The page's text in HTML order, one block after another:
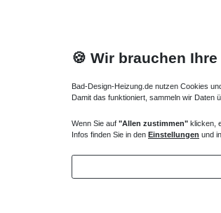
Duschsäule mit Mischbatterie
405,30 € *
🍪 Wir brauchen
Bad-Design-Heizung.de nutzen Cookies
Damit das funktioniert, sammeln wir Daten
Wenn Sie auf "Allen zustimmen" klicken,
Infos finden Sie in den Einstellungen und